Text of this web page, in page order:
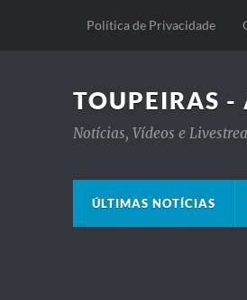
Política de Privacidade
TOUPEIRAS -
Notícias, Vídeos e
ÚLTIMAS NOTÍCIAS